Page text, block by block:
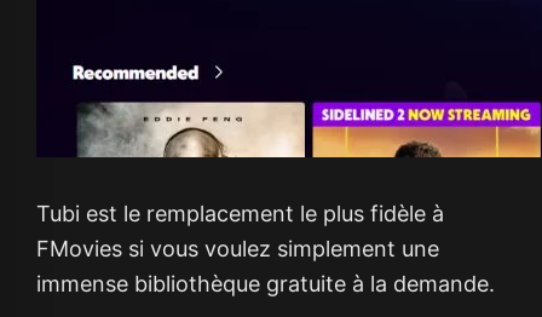
Tubi est le remplacement le plus fidèle à
FMovies si vous voulez simplement une
immense bibliothèque gratuite à la demande.